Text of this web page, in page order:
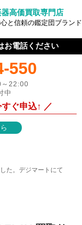
器高価買取専門店
と信頼の鑑定団ブランド
お電話ください
550
～22:00
中
ぐ申込↑ ／
た。デジマートにて